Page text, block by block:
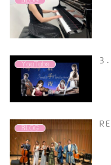
YouTube
BLOG